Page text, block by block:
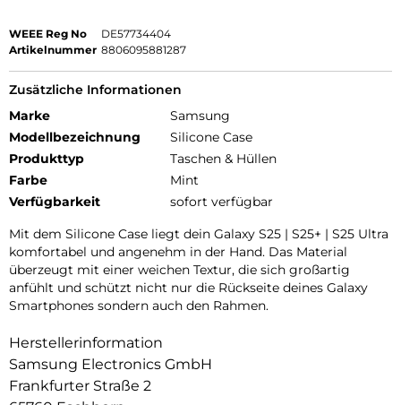
WEEE Reg No
DE57734404
Artikelnummer 8806095881287
Zusätzliche Informationen
Marke
Samsung
Modellbezeichnung
Silicone Case
Produkttyp
Taschen & Hüllen
Farbe
Mint
Verfügbarkeit
sofort verfügbar
Mit dem Silicone Case liegt dein Galaxy S25 | S25+ | S25 Ultra
komfortabel und angenehm in der Hand. Das Material
überzeugt mit einer weichen Textur, die sich großartig
anfühlt und schützt nicht nur die Rückseite deines Galaxy
Smartphones sondern auch den Rahmen.
Herstellerinformation
Samsung Electronics GmbH
Frankfurter Straße 2